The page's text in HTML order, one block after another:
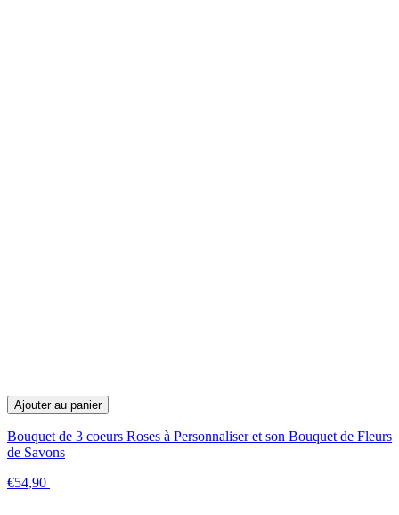
Ajouter au panier
Bouquet de 3 coeurs Roses à Personnaliser et son Bouquet de Fleurs
de Savons
€54,90